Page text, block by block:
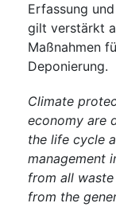
Erfassung
gilt verstärkt
Maßnahmen
Deponierung.
Climate
economy are
the life cycle
management
from all
from the